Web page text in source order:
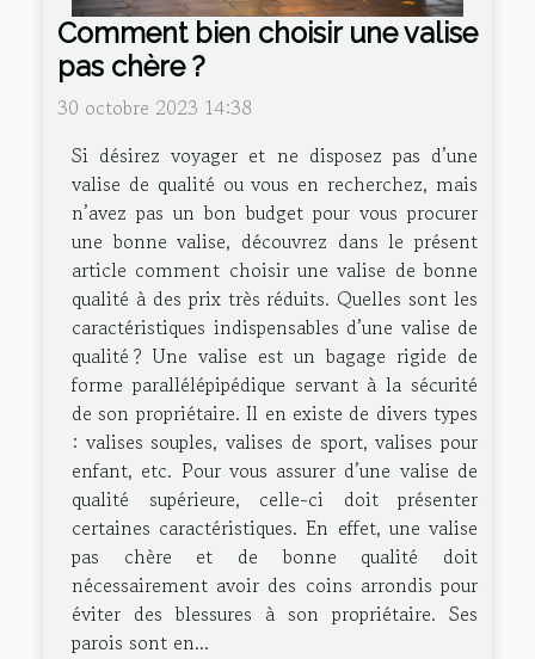
Comment bien choisir une valise
pas chère ?
30 octobre 2023 14:38
Si désirez voyager et ne disposez pas d’une
valise de qualité ou vous en recherchez, mais
n’avez pas un bon budget pour vous procurer
une bonne valise, découvrez dans le présent
article comment choisir une valise de bonne
qualité à des prix très réduits. Quelles sont les
caractéristiques indispensables d’une valise de
qualité ? Une valise est un bagage rigide de
forme parallélépipédique servant à la sécurité
de son propriétaire. Il en existe de divers types
: valises souples, valises de sport, valises pour
enfant, etc. Pour vous assurer d’une valise de
qualité supérieure, celle-ci doit présenter
certaines caractéristiques. En effet, une valise
pas chère et de bonne qualité doit
nécessairement avoir des coins arrondis pour
éviter des blessures à son propriétaire. Ses
parois sont en...